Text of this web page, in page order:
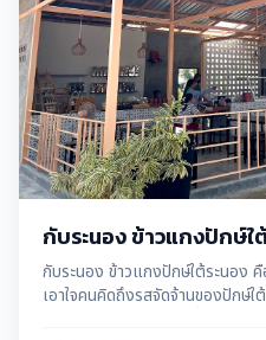
กับระนอง ข้าวแกงปักษ์ใ
กับระนอง ข้าวแกงปักษ์ใต้ระนอง
เอาใจคนคิดถึงรสจัดจ้านของปักษ์